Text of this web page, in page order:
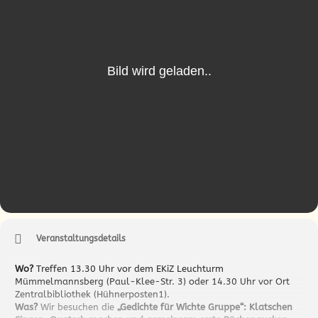
Veranstaltungsdetails
Wo?Treffen 13.30 Uhr vor dem EKiZ Leuchturm
Mümmelmannsberg (Paul-Klee-Str. 3) oder 14.30 Uhr vor Ort
Zentralbibliothek (Hühnerposten1).
Was? Wir besuchen die „Gedichte für Wichte Gruppe“: Klatschen